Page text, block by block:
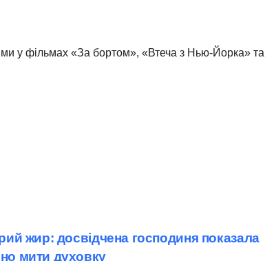
у фільмах «За бортом», «Втеча з Нью-Йорка»
жир: досвідчена господиня показала
мити духовку